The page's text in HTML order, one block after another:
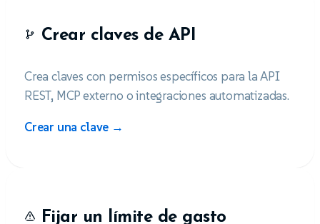
Crear claves de API
Crea claves con permisos específicos para la API
REST, MCP externo o integraciones automatizadas.
Crear una clave →
Fijar un límite de gasto